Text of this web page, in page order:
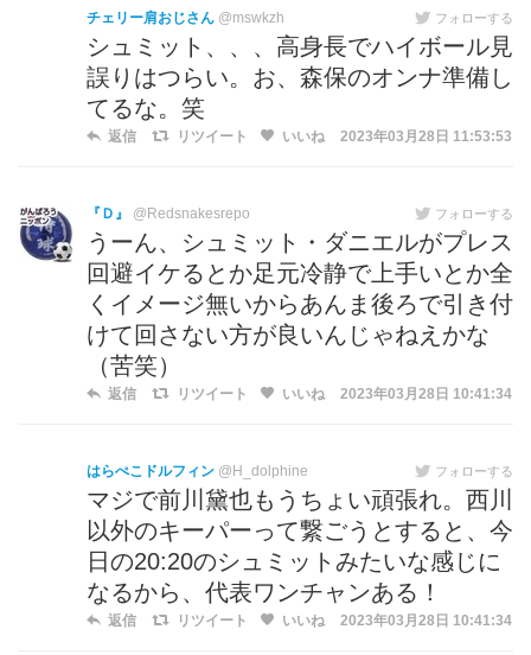
チェリー肩おじさん @mswkzh フォローする
シュミット、、、高身長でハイボール見
誤りはつらい。お、森保のオンナ準備し
てるな。笑
返信 リツイート いいね 2023年03月28日 11:53:53
『Ｄ』 @Redsnakesrepo フォローする
うーん、シュミット・ダニエルがプレス
回避イケるとか足元冷静で上手いとか全
くイメージ無いからあんま後ろで引き付
けて回さない方が良いんじゃねえかな
（苦笑）
返信 リツイート いいね 2023年03月28日 10:41:34
はらぺこドルフィン @H_dolphine フォローする
マジで前川黛也もうちょい頑張れ。西川
以外のキーパーって繋ごうとすると、今
日の20:20のシュミットみたいな感じに
なるから、代表ワンチャンある！
返信 リツイート いいね 2023年03月28日 10:41:34